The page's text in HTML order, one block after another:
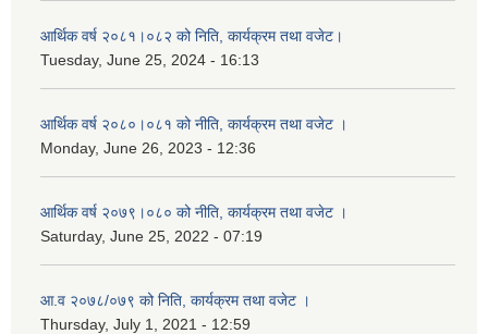
आर्थिक वर्ष २०८१।०८२ को निति, कार्यक्रम तथा वजेट।
Tuesday, June 25, 2024 - 16:13
आर्थिक वर्ष २०८०।०८१ को नीति, कार्यक्रम तथा वजेट ।
Monday, June 26, 2023 - 12:36
आर्थिक वर्ष २०७९।०८० को नीति, कार्यक्रम तथा वजेट ।
Saturday, June 25, 2022 - 07:19
आ.व २०७८/०७९ को निति, कार्यक्रम तथा वजेट ।
Thursday, July 1, 2021 - 12:59